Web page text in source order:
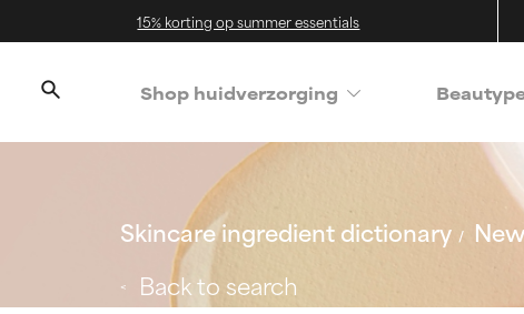
15% korting op summer essentials
Shop huidverzorging
Skincare ingredient dictionary
Back to search